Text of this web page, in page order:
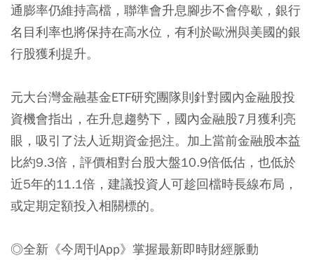
通膨率仍維持高檔，聯準會升息腳步不會停歇，銀行
名目利率也將保持在高水位，有利於歐洲與美國的銀
行股獲利提升。
元大台灣金融基金ETF研究團隊則針對國內金融股投
資機會指出，在升息趨勢下，國內金融股7月獲利亮
眼，吸引了法人近期資金挹注。加上當前金融股本益
比約9.3倍，評價相對台股大盤10.9倍低估，也低於
近5年的11.1倍，建議投資人可趁回檔時長線布局，
或定期定額投入相關標的。
◎全新《今周刊App》掌握最新即時財經脈動